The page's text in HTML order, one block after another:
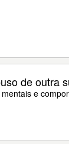
de outra
e